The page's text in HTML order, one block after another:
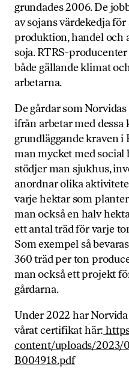
grundades 2006. De
av sojans värdekedja
produktion, handel och
soja. RTRS-
både gällande klimat
arbetarna.
De gårdar som
ifrån arbetar med dessa
grundläggande kraven i
man mycket med
stödjer man sjukhus,
anordnar olika
varje hektar som
man också en halv
ett antal träd för varje
Som exempel så
360 träd per ton
man också ett projekt
gårdarna.
Under 2022 har
vårat certifikat här:
content/uploads/2023/
B004918.pdf